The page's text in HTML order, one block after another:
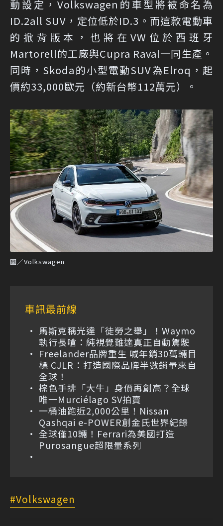
動設定，Volkswagen的車型將被命名為
ID.2all SUV，定位低於ID.3。而這款電動車
的掀背版本，也將在VW位於西班牙
Martorell的工廠與Cupra Raval一同生產。
同時，Skoda的小型電動SUV為Elroq，起
價約33,000歐元（約新台幣112萬元）。
圖／Volkswagen
車訊最前線
馬斯克稱光達「徒勞之舉」！Waymo
執行長嗆：純視覺難達真正自動駕駛
Freelander品牌重生 喊年銷30萬輛目
標 CJLR：打造國際品牌半數銷量來自
全球！
棕色手排「大牛」身價再創高？全球
唯一Murciélago SV拍賣
一桶油跑近2,000公里！Nissan
Qashqai e-POWER創金氏世界紀錄
全球僅10輛！Ferrari為美國打造
Purosangue超限量系列
Volkswagen